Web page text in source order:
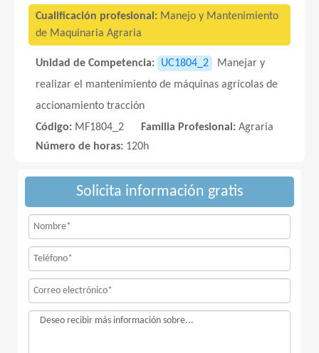
Cualificación profesional: Manejo y Mantenimiento
de Maquinaria Agraria
Unidad de Competencia: UC1804_2
Manejar y
realizar el mantenimiento de máquinas agrícolas de
accionamiento tracción
Código: MF1804_2 Familia Profesional: Agraria
Número de horas: 120h
Solicita información gratis